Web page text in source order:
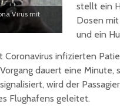
Virus mit
stellt ein
Dosen
und ein
infizierten
dauert eine Minute,
wird der
Flughafens geleitet.